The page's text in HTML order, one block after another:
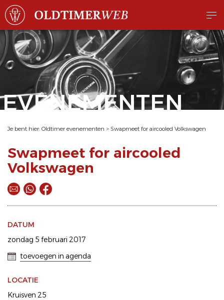
EVENEMENTEN
Je bent hier: Oldtimer evenementen > Swapmeet for aircooled Volkswagen
Swapmeet for aircooled
Volkswagen
DATUM
zondag 5 februari 2017
toevoegen in agenda
LOCATIE
Kruisven 25